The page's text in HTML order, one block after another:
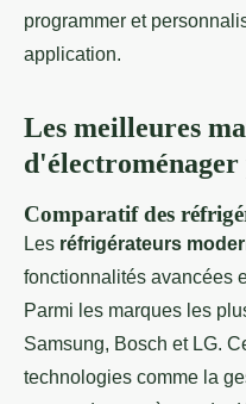
programmer et
application.
Les meilleures
Comparatif des
Les réfrigérateurs
fonctionnalités avancées
Parmi les marques les
Samsung, Bosch et LG.
technologies comme la